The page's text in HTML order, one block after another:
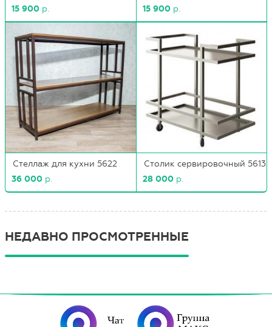
15 900 р.
15 900 р.
Стеллаж для кухни 5622
36 000 р.
Столик сервировочный 56130
28 000 р.
НЕДАВНО ПРОСМОТРЕННЫЕ